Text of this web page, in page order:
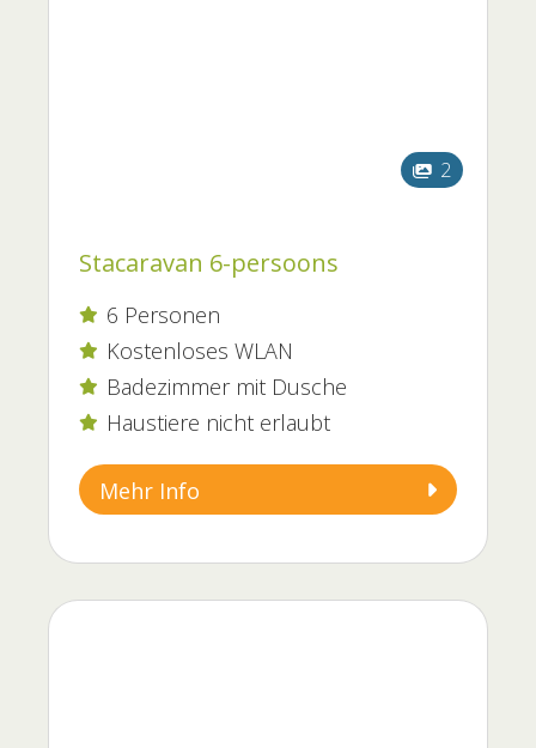
2
Stacaravan 6-persoons
 6 Personen
 Badezimmer mit Dusche
 Kostenloses WLAN
 Haustiere nicht erlaubt
Mehr Info